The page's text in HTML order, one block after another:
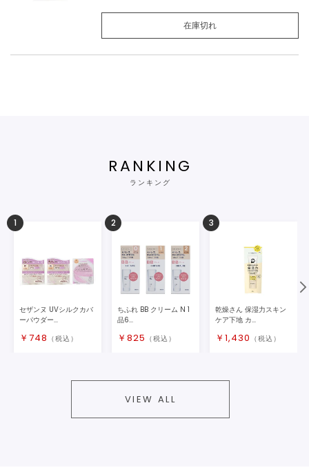
在庫切れ
RANKING
ランキング
1
セザンヌ UVシルクカバ
ーパウダー...
￥ 748 （税込）
2
ちふれ BB クリーム N 1
品6...
￥ 825 （税込）
3
乾燥さん 保湿力スキン
ケア下地 カ...
￥ 1,430 （税込）
VIEW ALL